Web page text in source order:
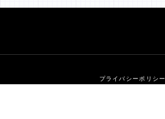
プライバシーポリシー